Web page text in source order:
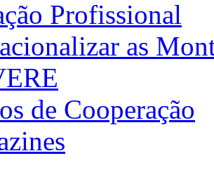
Profissional
as
de Cooperação